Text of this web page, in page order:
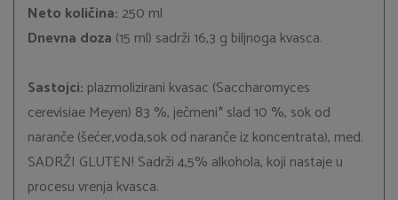
Neto količina: 250 ml
Dnevna doza (15 ml) sadrži 16,3 g biljnoga kvasca.
Sastojci: plazmolizirani kvasac (Saccharomyces
cerevisiae Meyen) 83 %, ječmeni* slad 10 %, sok od
naranče (šećer,voda,sok od naranče iz koncentrata), med.
SADRŽI GLUTEN! Sadrži 4,5% alkohola, koji nastaje u
procesu vrenja kvasca.